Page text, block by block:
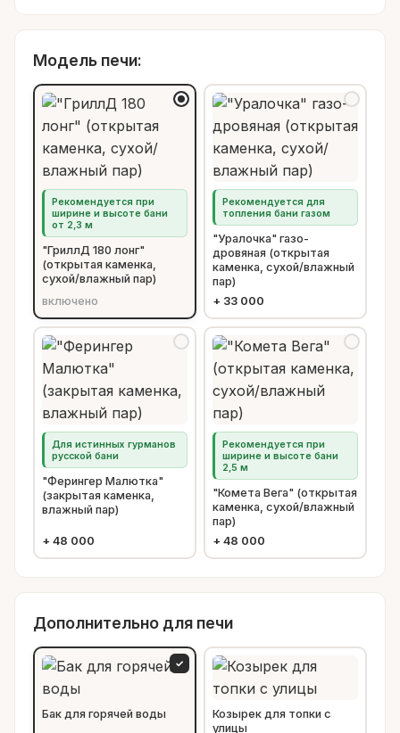
Модель печи:
Рекомендуется при
ширине и высоте бани
от 2,3 м
"ГриллД 180 лонг"
(открытая каменка,
сухой/влажный пар)
включено
Рекомендуется для
топления бани газом
"Уралочка" газо-
дровяная (открытая
каменка, сухой/влажный
пар)
+ 33 000
Для истинных гурманов
русской бани
"Ферингер Малютка"
(закрытая каменка,
влажный пар)
+ 48 000
Рекомендуется при
ширине и высоте бани
2,5 м
"Комета Вега" (открытая
каменка, сухой/влажный
пар)
+ 48 000
Дополнительно для печи
Бак для горячей воды
✓
Козырек для топки с
улицы